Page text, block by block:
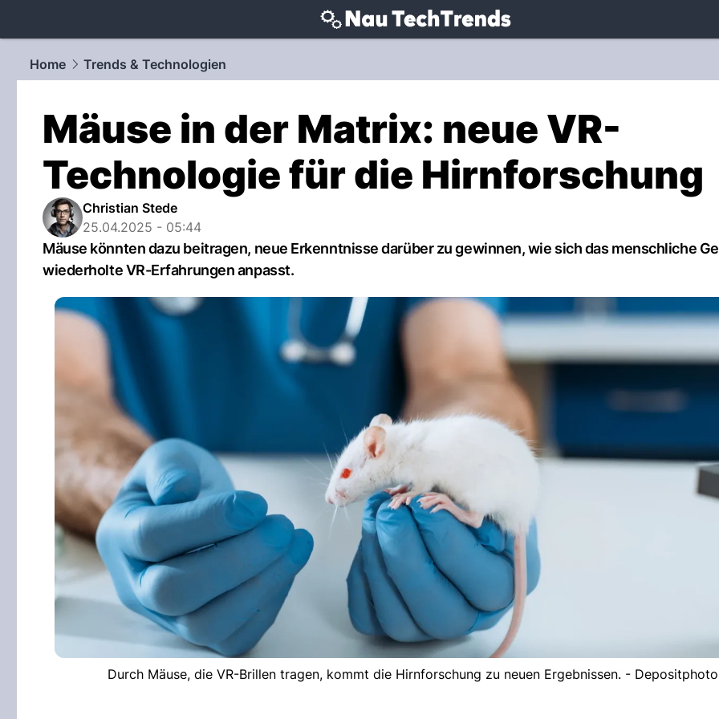
techtrends.NAU.ch
Home
Trends & Technologien
Mäuse in der Matrix: neue VR-
Technologie für die Hirnforschung
Christian Stede
25.04.2025 - 05:44
Mäuse könnten dazu beitragen, neue Erkenntnisse darüber zu gewinnen, wie sich das menschliche
wiederholte VR-Erfahrungen anpasst.
Durch Mäuse, die VR-Brillen tragen, kommt die Hirnforschung zu neuen Ergebnissen. -